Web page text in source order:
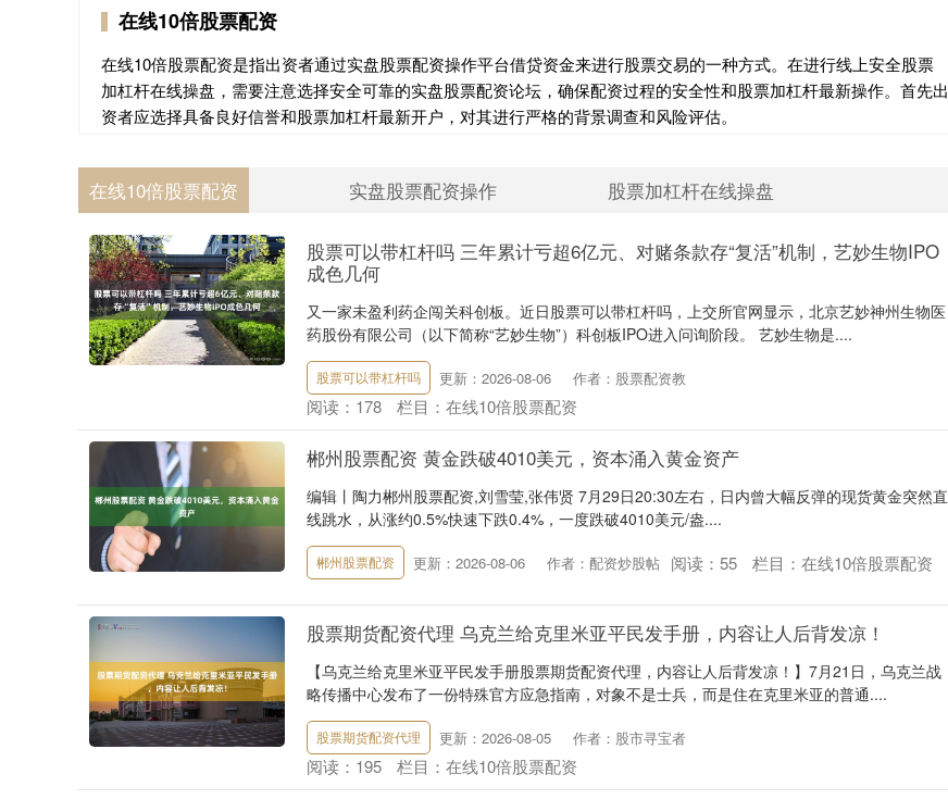
在线10倍股票配资
在线10倍股票配资是指出资者通过实盘股票配资操作平台借贷资金来进行股票交易的一种方式。在进行线上安全股票
加杠杆在线操盘，需要注意选择安全可靠的实盘股票配资论坛，确保配资过程的安全性和股票加杠杆最新操作。首先出
资者应选择具备良好信誉和股票加杠杆最新开户，对其进行严格的背景调查和风险评估。
在线10倍股票配资 实盘股票配资操作 股票加杠杆在线操盘
股票可以带杠杆吗 三年累计亏超6亿元、对赌条款存“复活”机制，艺妙生物IPO
成色几何
又一家未盈利药企闯关科创板。近日股票可以带杠杆吗，上交所官网显示，北京艺妙神州生物医
药股份有限公司（以下简称“艺妙生物”）科创板IPO进入问询阶段。 艺妙生物是....
股票可以带杠杆吗 更新：2026-08-06 作者：股票配资教
阅读： 178 栏目： 在线10倍股票配资
郴州股票配资 黄金跌破4010美元，资本涌入黄金资产
编辑丨陶力郴州股票配资,刘雪莹,张伟贤 7月29日20:30左右，日内曾大幅反弹的现货黄金突然直
线跳水，从涨约0.5%快速下跌0.4%，一度跌破4010美元/盎....
郴州股票配资 更新：2026-08-06 作者：配资炒股帖 阅读： 55 栏目： 在线10倍股票配资
股票期货配资代理 乌克兰给克里米亚平民发手册，内容让人后背发凉！
【乌克兰给克里米亚平民发手册股票期货配资代理，内容让人后背发凉！】7月21日，乌克兰战
略传播中心发布了一份特殊官方应急指南，对象不是士兵，而是住在克里米亚的普通....
股票期货配资代理 更新：2026-08-05 作者：股市寻宝者
阅读： 195 栏目： 在线10倍股票配资